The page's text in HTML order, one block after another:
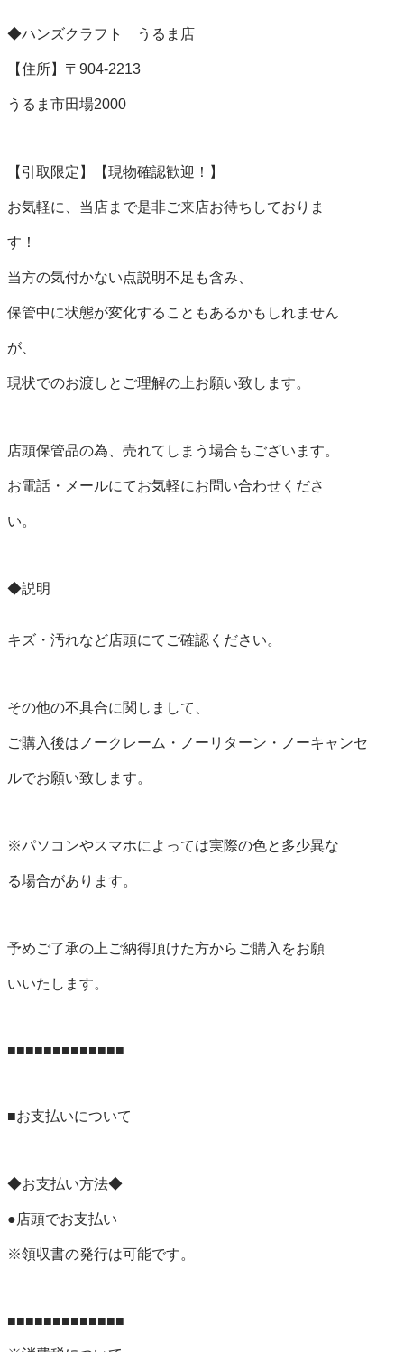
◆ハンズクラフト　うるま店
【住所】〒904-2213
うるま市田場2000
【引取限定】【現物確認歓迎！】
お気軽に、当店まで是非ご来店お待ちしておりま
す！
当方の気付かない点説明不足も含み、
保管中に状態が変化することもあるかもしれません
が、
現状でのお渡しとご理解の上お願い致します。
店頭保管品の為、売れてしまう場合もございます。
お電話・メールにてお気軽にお問い合わせくださ
い。
◆説明
キズ・汚れなど店頭にてご確認ください。
その他の不具合に関しまして、
ご購入後はノークレーム・ノーリターン・ノーキャンセ
ルでお願い致します。
※パソコンやスマホによっては実際の色と多少異な
る場合があります。
予めご了承の上ご納得頂けた方からご購入をお願
いいたします。
■■■■■■■■■■■■■
■お支払いについて
◆お支払い方法◆
●店頭でお支払い
※領収書の発行は可能です。
■■■■■■■■■■■■■